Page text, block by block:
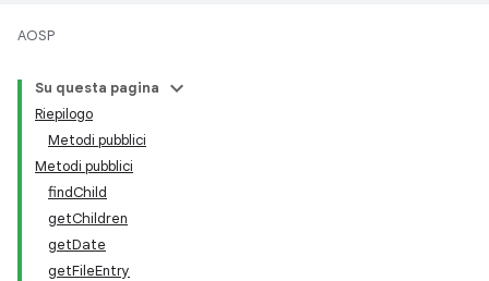
AOSP
Su questa pagina
Riepilogo
Metodi pubblici
Metodi pubblici
findChild
getChildren
getDate
getFileEntry